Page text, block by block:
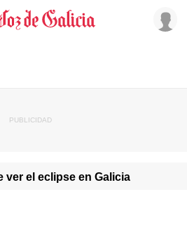
ver el eclipse en Galicia